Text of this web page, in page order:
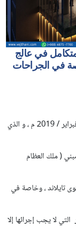
في عالج
في الجراحات
لعلاج أمراض العظام والمفاصل ، ذلك بتاريخ 11 / فبراير / 2019 م ، و الذي
مبني ( ملك العظام
تايلاند ، وخاصة في
لا يجب إجرائها إلا